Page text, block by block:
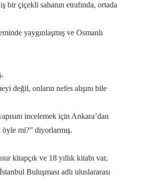
çiçekli sahanın etrafında, ortada
yaygınlaşmış ve Osmanlı
değil, onların nefes alışını bile
incelemek için Ankara’dan
öyle mi?” diyorlarmış.
kitapçık ve 18 yıllık kitabı var,
Buluşması adlı uluslararası